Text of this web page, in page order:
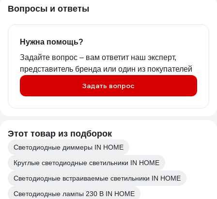
Вопросы и ответы
Нужна помощь?
Задайте вопрос – вам ответит наш эксперт,
представитель бренда или один из покупателей
Задать вопрос
Этот товар из подборок
Светодиодные диммеры IN HOME
Круглые светодиодные светильники IN HOME
Светодиодные встраиваемые светильники IN HOME
Светодиодные лампы 230 В IN HOME